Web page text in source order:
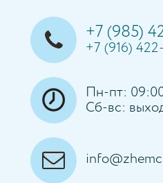
+7 (985)
+7 (916)
Пн-пт:
Сб-вс: